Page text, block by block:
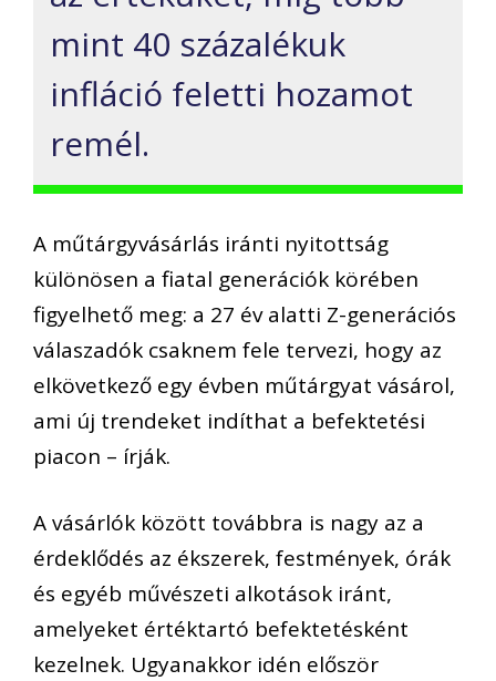
mint 40 százalékuk
infláció feletti hozamot
remél.
A műtárgyvásárlás iránti nyitottság
különösen a fiatal generációk körében
figyelhető meg: a 27 év alatti Z-generációs
válaszadók csaknem fele tervezi, hogy az
elkövetkező egy évben műtárgyat vásárol,
ami új trendeket indíthat a befektetési
piacon – írják.
A vásárlók között továbbra is nagy az a
érdeklődés az ékszerek, festmények, órák
és egyéb művészeti alkotások iránt,
amelyeket értéktartó befektetésként
kezelnek. Ugyanakkor idén először